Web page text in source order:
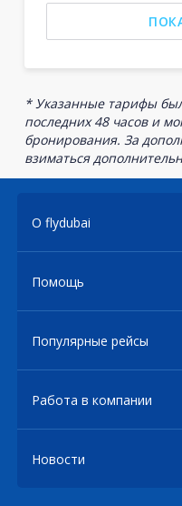
* Указанные тарифы
последних 48 часов и
бронирования. За
взиматься
О flydubai
Помощь
Популярные рейсы
Работа в компании
Новости